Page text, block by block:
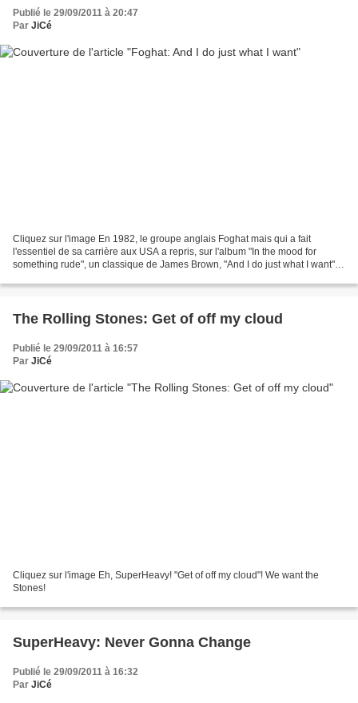
Publié le 29/09/2011 à 20:47
Par JiCé
Cliquez sur l'image En 1982, le groupe anglais Foghat mais qui a fait
l'essentiel de sa carrière aux USA a repris, sur l'album "In the mood for
something rude", un classique de James Brown, "And I do just what I want"
The Rolling Stones: Get of off my cloud
Publié le 29/09/2011 à 16:57
Par JiCé
Cliquez sur l'image Eh, SuperHeavy! "Get of off my cloud"! We want the
Stones!
SuperHeavy: Never Gonna Change
Publié le 29/09/2011 à 16:32
Par JiCé